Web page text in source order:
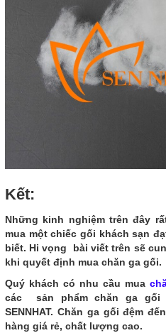
Kết:
Những kinh nghiệm trên đây
mua một chiếc gối khách sạn
biết. Hi vọng bài viết trên sẽ
khi quyết định mua chăn ga gối.
Quý khách có nhu cầu mua
các sản phẩm chăn ga gối
SENNHAT. Chăn ga gối đệm
hàng giá rẻ, chất lượng cao.